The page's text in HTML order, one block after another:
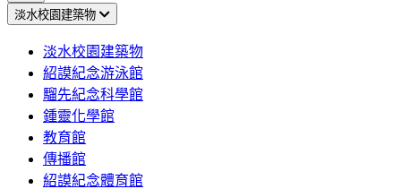
淡水校園建築物
淡水校園建築物
紹謨紀念游泳館
騮先紀念科學館
鍾靈化學館
教育館
傳播館
紹謨紀念體育館